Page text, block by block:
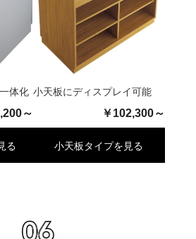
体化
～
る
小天板にディスプレイ可能
￥102,300～
小天板タイプを見る